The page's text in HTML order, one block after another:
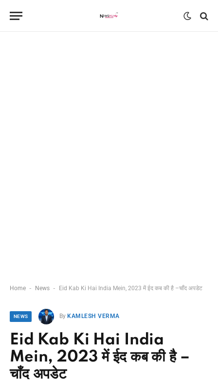
Home - News - Eid Kab Ki Hai India Mein, 2023 में ईद कब की है –चाँद अपडेट
NEWS By KAMLESH VERMA
Eid Kab Ki Hai India
Mein, 2023 में ईद कब की है –
चाँद अपडेट